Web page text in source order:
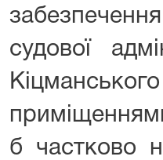
судової
б частково